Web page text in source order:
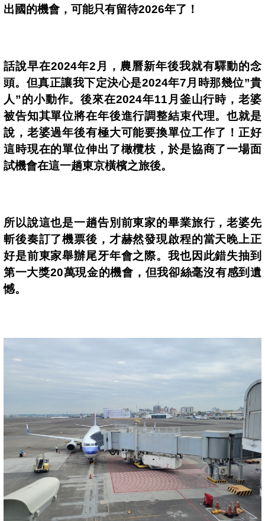
出國的機會，可能只有留待2026年了！
話說早在2024年2月，農曆新年後我就有驛動的念
頭。但真正讓我下定決心是2024年7月時那幾位”貴
人”的小動作。後來在2024年11月 釜山行時，老婆
被告知其單位將在年後進行調整結束代理。也就是
說，老婆過年後有極大可能要換單位工作了！正好
這時現在的單位伸出了橄欖枝，於是協商了一場面
試機會在這一趟東京橫檳之旅後。
所以說這也是一趟告別前東家的畢業旅行，老婆先
斬後奏訂了機票後，才赫然發現啟程的當天晚上正
好是前東家舉辦尾牙年會之際。我也因此錯失抽到
第一大獎20萬現金的機會，但我卻絲毫沒有感到遺
憾。